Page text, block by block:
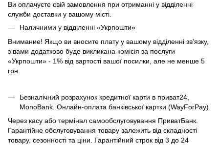
Ви оплачуєте свій замовлення при отриманні у відділенні
служби доставки у вашому місті.
Наличними у відділенні «Укрпошти»
Внимание! Якщо ви вносите плату у вашому відділенні зв'язку,
з вами додатково буде викликана комісія за послуги
«Укрпошти» - 1% від вартості вашої посилки, але не менше 5
грн.
Безналічний розрахунок кредитної карти в приват24,
MonoBank. Онлайн-оплата банківської картки (WayForPay)
Через касу або термінал самообслуговування ПриватБанк.
Гарантійне обслуговування товару залежить від складності
товару, сезонності та ціни. Гарантійний строк від 3 до 24